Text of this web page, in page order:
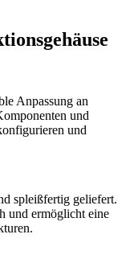
Anpassung an
und
und
spleißfertig geliefert.
und ermöglicht eine